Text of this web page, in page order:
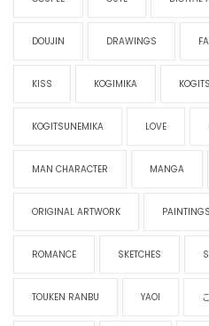
DOUJIN DRAWINGS
KISS KOGIMIKA
KOGITSUNEMIKA LOVE
MAN CHARACTER MANGA
ORIGINAL ARTWORK PAINTINGS
ROMANCE SKETCHES
TOUKEN RANBU YAOI